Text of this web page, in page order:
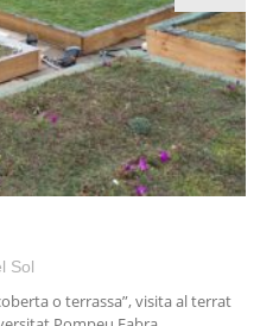
Sol
o terrassa”, visita al terrat